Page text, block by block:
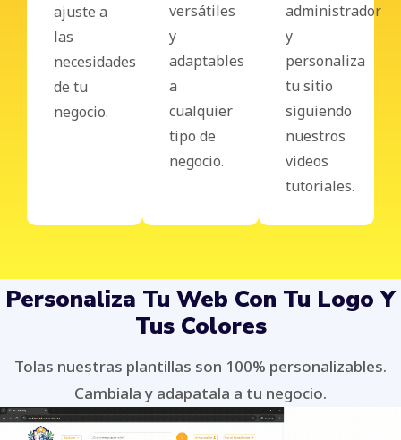
ajuste a
las
necesidades
de tu
negocio.
versátiles
y
adaptables
a
cualquier
tipo de
negocio.
administrador
y
personaliza
tu sitio
siguiendo
nuestros
videos
tutoriales.
Personaliza Tu Web Con Tu Logo Y
Tus Colores
Tolas nuestras plantillas son 100% personalizables.
Cambiala y adapatala a tu negocio.